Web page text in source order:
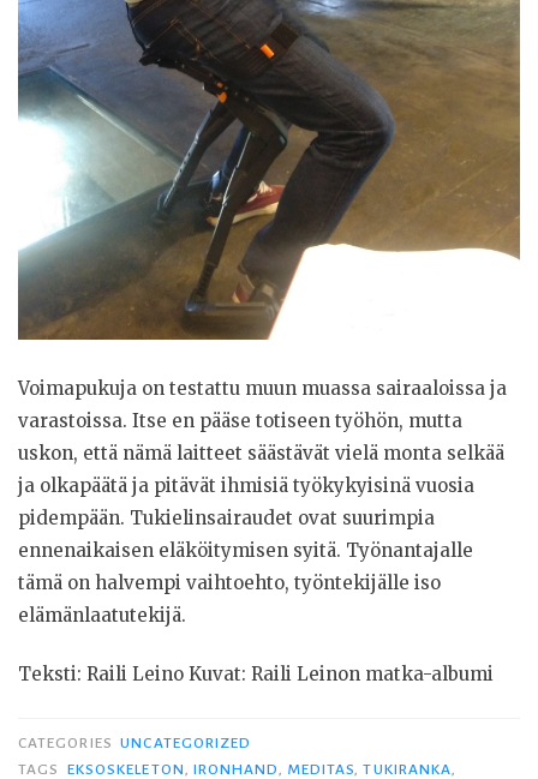
Voimapukuja on testattu muun muassa sairaaloissa ja
varastoissa. Itse en pääse totiseen työhön, mutta
uskon, että nämä laitteet säästävät vielä monta selkää
ja olkapäätä ja pitävät ihmisiä työkykyisinä vuosia
pidempään. Tukielinsairaudet ovat suurimpia
ennenaikaisen eläköitymisen syitä. Työnantajalle
tämä on halvempi vaihtoehto, työntekijälle iso
elämänlaatutekijä.
Teksti: Raili Leino Kuvat: Raili Leinon matka-albumi
CATEGORIES UNCATEGORIZED
TAGS
EKSOSKELETON, IRONHAND, MEDITAS,TUKIRANKA,